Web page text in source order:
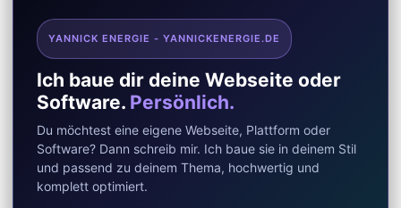
YANNICK ENERGIE - YANNICKENERGIE.DE
Ich baue dir deine Webseite oder
Software. Persönlich.
Du möchtest eine eigene Webseite, Plattform oder
Software? Dann schreib mir. Ich baue sie in deinem Stil
und passend zu deinem Thema, hochwertig und
komplett optimiert.